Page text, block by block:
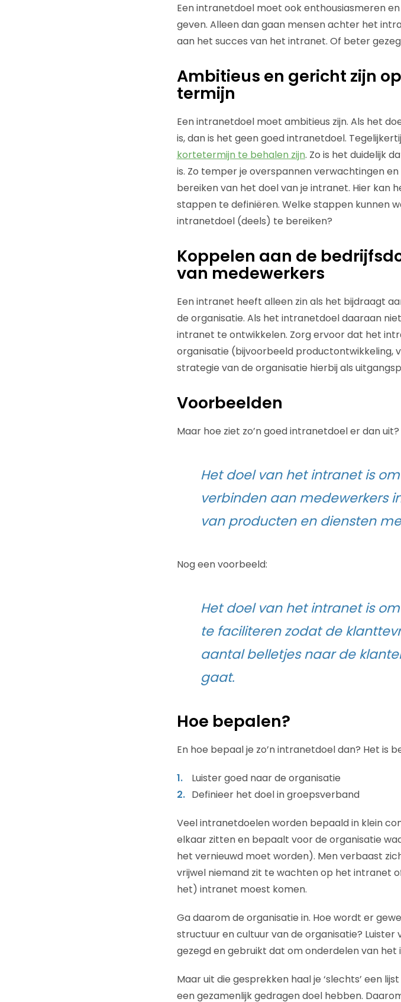
Een intranetdoel moet ook enthousiasmeren
geven. Alleen dan gaan mensen achter het
aan het succes van het intranet. Of beter
Ambitieus en gericht zijn
termijn
Een intranetdoel moet ambitieus zijn. Als het
is, dan is het geen goed intranetdoel.
kortetermijn te behalen zijn. Zo is het duidelijk
is. Zo temper je overspannen verwachtingen
bereiken van het doel van je intranet. Hier kan
stappen te definiëren. Welke stappen kunnen
intranetdoel (deels) te bereiken?
Koppelen aan de
van medewerkers
Een intranet heeft alleen zin als het bijdraagt
de organisatie. Als het intranetdoel daaraan
intranet te ontwikkelen. Zorg ervoor dat het
organisatie (bijvoorbeeld productontwikkeling,
strategie van de organisatie hierbij als
Voorbeelden
Maar hoe ziet zo’n goed intranetdoel er dan
Het doel van het intranet is
verbinden aan medewerkers
van producten en diensten
Nog een voorbeeld:
Het doel van het intranet is
te faciliteren zodat de
aantal belletjes naar de
gaat.
Hoe bepalen?
En hoe bepaal je zo’n intranetdoel dan? Het is
Luister goed naar de organisatie
Definieer het doel in groepsverband
Veel intranetdoelen worden bepaald in klein
elkaar zitten en bepaalt voor de organisatie
het vernieuwd moet worden). Men verbaast
vrijwel niemand zit te wachten op het intranet
het) intranet moest komen.
Ga daarom de organisatie in. Hoe wordt er
structuur en cultuur van de organisatie?
gezegd en gebruikt dat om onderdelen van
Maar uit die gesprekken haal je ‘slechts’ een
een gezamenlijk gedragen doel hebben.